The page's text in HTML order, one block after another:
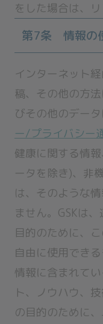
をした場合は、
第7条 情報の
インターネット
稿、その他の方
びその他のデー
ー/プライバシー
健康に関する情
ータを除き)、非
は、そのような
ません。GSKは
目的のために、
自由に使用でき
情報に含まれて
ト、ノウハウ、
の目的のために